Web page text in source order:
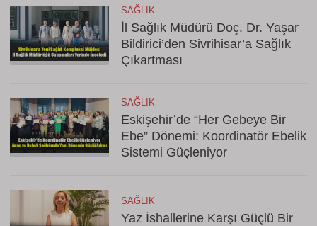
SAĞLIK
İl Sağlık Müdürü Doç. Dr. Yaşar
Bildirici’den Sivrihisar’a Sağlık
Çıkartması
SAĞLIK
Eskişehir’de “Her Gebeye Bir
Ebe” Dönemi: Koordinatör Ebelik
Sistemi Güçleniyor
SAĞLIK
Yaz İshallerine Karşı Güçlü Bir